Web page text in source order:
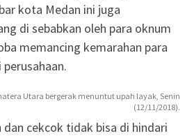
kota Medan ini juga
di sebabkan oleh para oknum
memancing kemarahan para
Utara bergerak menuntut upah layak, Senin
(12/11/2018).
cekcok tidak bisa di hindari